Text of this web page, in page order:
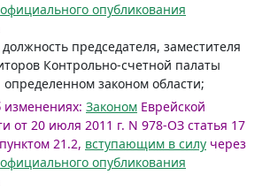
официального опубликования
председателя, заместителя
Контрольно-счетной палаты
определенном законом области;
Законом Еврейской
от 20 июля 2011 г. N 978-ОЗ статья 17
21.2, вступающим в силу через
официального опубликования